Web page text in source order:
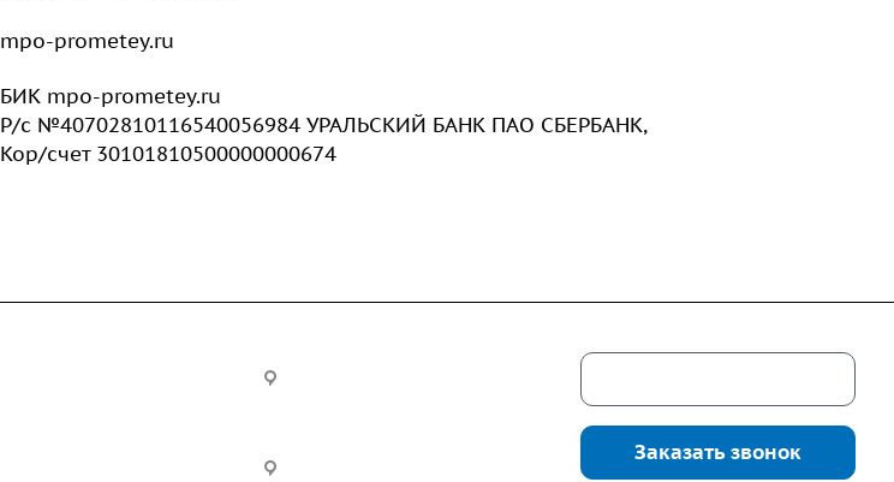
mpo-prometey.ru
БИК mpo-prometey.ru
Р/с №40702810116540056984 УРАЛЬСКИЙ БАНК ПАО СБЕРБАНК,
Кор/счет 30101810500000000674
Заказать звонок